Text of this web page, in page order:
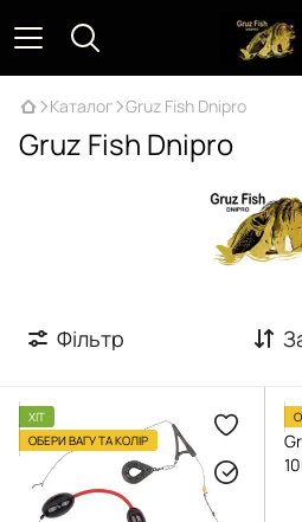
Каталог Gruz Fish Dnipro
Gruz Fish Dnipro
Фільтр
ХІТ
ОБЕРИ ВАГУ ТА КОЛІР